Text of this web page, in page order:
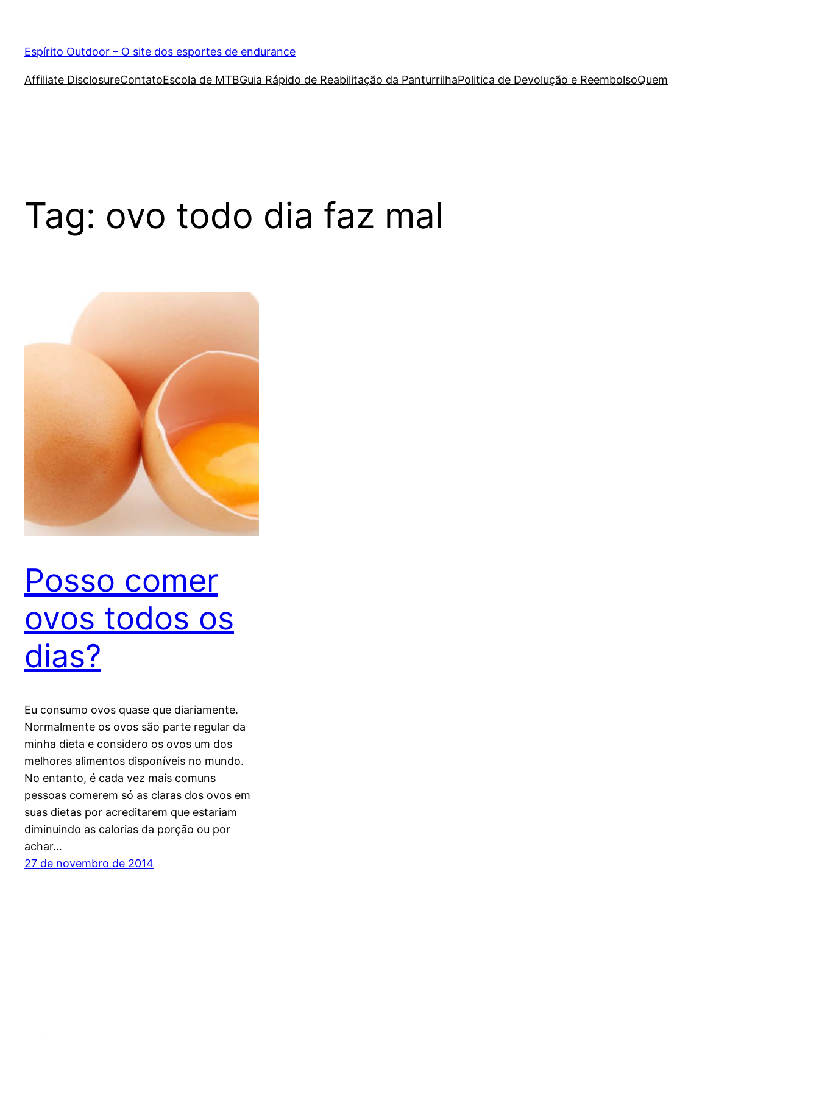
Espírito Outdoor – O site dos esportes de endurance
Affiliate DisclosureContatoEscola de MTBGuia Rápido de Reabilitação da PanturrilhaPolitica de Devolução e ReembolsoQuem
Tag: ovo todo dia faz mal
Posso comer
ovos todos os
dias?
Eu consumo ovos quase que diariamente.
Normalmente os ovos são parte regular da
minha dieta e considero os ovos um dos
melhores alimentos disponíveis no mundo.
No entanto, é cada vez mais comuns
pessoas comerem só as claras dos ovos em
suas dietas por acreditarem que estariam
diminuindo as calorias da porção ou por
achar…
27 de novembro de 2014
Espírito Outdoor – O site dos esportes de endurance